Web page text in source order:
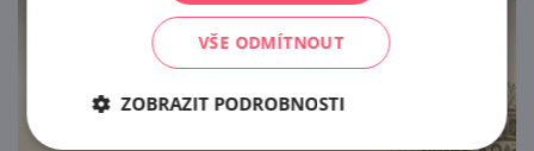
VŠE ODMÍTNOUT
ZOBRAZIT PODROBNOSTI